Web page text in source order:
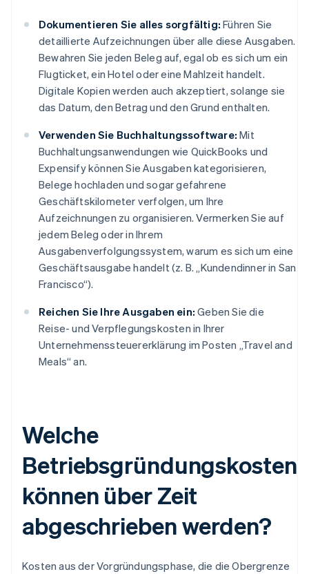
Dokumentieren Sie alles sorgfältig: Führen Sie
detaillierte Aufzeichnungen über alle diese Ausgaben.
Bewahren Sie jeden Beleg auf, egal ob es sich um ein
Flugticket, ein Hotel oder eine Mahlzeit handelt.
Digitale Kopien werden auch akzeptiert, solange sie
das Datum, den Betrag und den Grund enthalten.
Verwenden Sie Buchhaltungssoftware: Mit
Buchhaltungsanwendungen wie QuickBooks und
Expensify können Sie Ausgaben kategorisieren,
Belege hochladen und sogar gefahrene
Geschäftskilometer verfolgen, um Ihre
Aufzeichnungen zu organisieren. Vermerken Sie auf
jedem Beleg oder in Ihrem
Ausgabenverfolgungssystem, warum es sich um eine
Geschäftsausgabe handelt (z. B. „Kundendinner in San
Francisco“).
Reichen Sie Ihre Ausgaben ein: Geben Sie die
Reise- und Verpflegungskosten in Ihrer
Unternehmenssteuererklärung im Posten „Travel and
Meals“ an.
Welche
Betriebsgründungskosten
können über Zeit
abgeschrieben werden?
Kosten aus der Vorgründungsphase, die die Obergrenze